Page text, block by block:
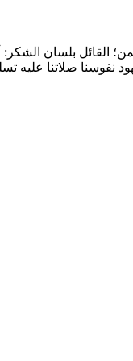
بلسان الشكر: